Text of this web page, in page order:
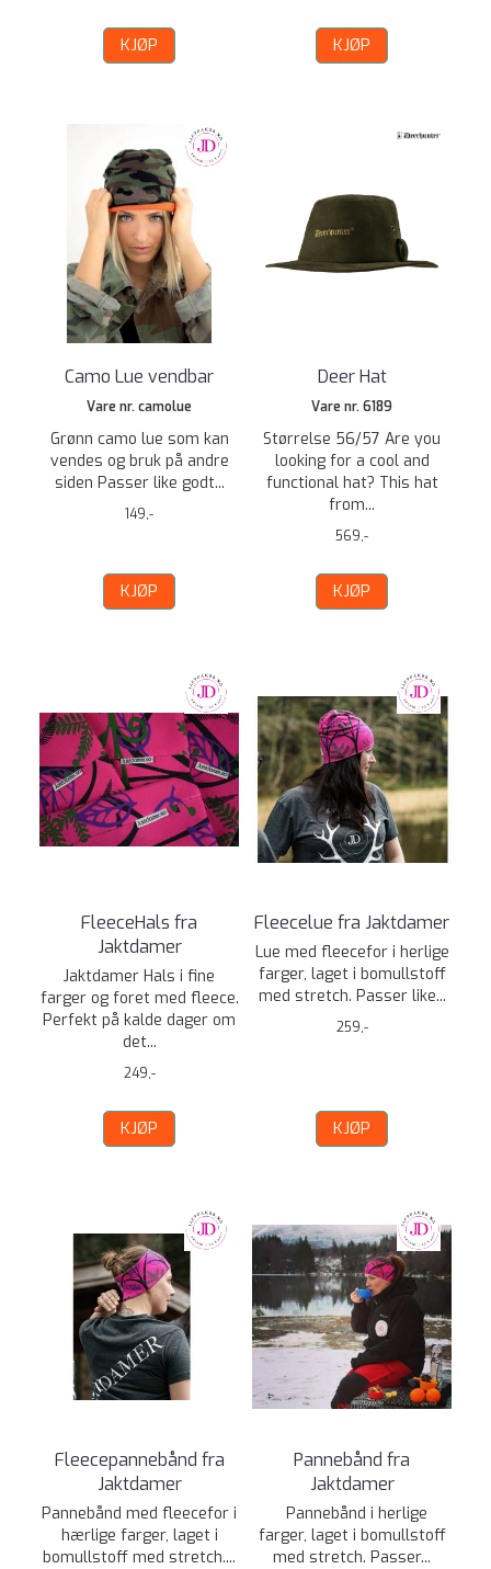
KJØP KJØP
Camo Lue vendbar
Vare nr. camolue
Grønn camo lue som kan
vendes og bruk på andre
siden Passer like godt...
149,-
KJØP
Deer Hat
Vare nr. 6189
Størrelse 56/57 Are you
looking for a cool and
functional hat? This hat
from...
569,-
KJØP
FleeceHals fra
Jaktdamer
Jaktdamer Hals i fine
farger og foret med fleece.
Perfekt på kalde dager om
det...
249,-
KJØP
Fleecelue fra Jaktdamer
Lue med fleecefor i herlige
farger, laget i bomullstoff
med stretch. Passer like...
259,-
KJØP
Fleecepannebånd fra
Jaktdamer
Pannebånd med fleecefor i
hærlige farger, laget i
bomullstoff med stretch....
Pannebånd fra
Jaktdamer
Pannebånd i herlige
farger, laget i bomullstoff
med stretch. Passer...